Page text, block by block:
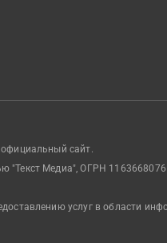
официальный сайт.
"Текст Медиа", ОГРН
услуг в области